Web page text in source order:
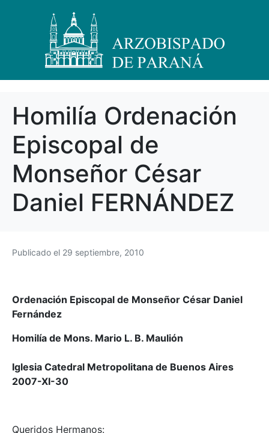
Homilía Ordenación
Episcopal de
Monseñor César
Daniel FERNÁNDEZ
Publicado el 29 septiembre, 2010
Ordenación Episcopal de Monseñor César Daniel
Fernández
Homilía de Mons. Mario L. B. Maulión
Iglesia Catedral Metropolitana de Buenos Aires
2007-XI-30
Queridos Hermanos: